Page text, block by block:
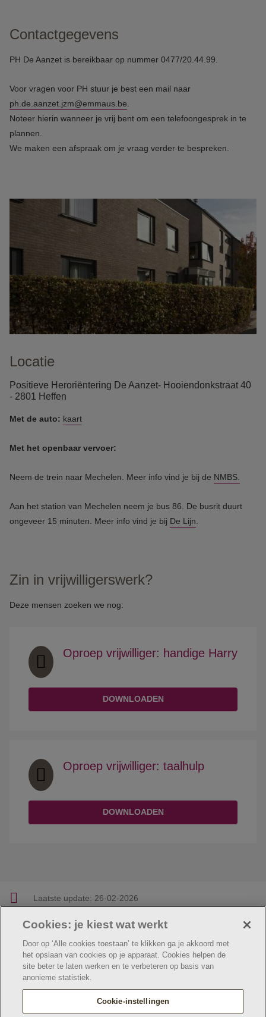
Contactgegevens
PH De Aanzet is bereikbaar op nummer 0477/20.44.99.
Voor vragen voor PH stuur je best een mail naar
ph.de.aanzet.jzm@emmaus.be
Noteer hierin wanneer je vrij bent om een telefoongesprek in te
plannen.
We maken een afspraak om je vraag verder te bespreken.
Locatie
Positieve Heroriëntering De Aanzet- Hooiendonkstraat 40
- 2801 Heffen
Met de auto: kaart
Met het openbaar vervoer:
Neem de trein naar Mechelen. Meer info vind je bij de NMBS.
Aan het station van Mechelen neem je bus 86. De busrit duurt
ongeveer 15 minuten. Meer info vind je bij De Lijn
Zin in vrijwilligerswerk?
Deze mensen zoeken we nog:
Oproep vrijwilliger: handige Harry
DOWNLOADEN
Oproep vrijwilliger: taalhulp
DOWNLOADEN
Laatste update: 26-02-2026
© Jeugdzorg Emmaüs
Cookie verklaring
Privacybeleid
Webtoegankelijkheidsverklaring
Cookies: je kiest wat werkt
Door op ‘Alle cookies toestaan’ te klikken ga je akkoord met
het opslaan van cookies op je apparaat. Cookies helpen de
site beter te laten werken en te verbeteren op basis van
anonieme statistiek.
Cookie-instellingen